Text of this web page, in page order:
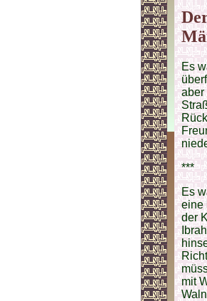
Es
aber
***
Es
eine
der
mit